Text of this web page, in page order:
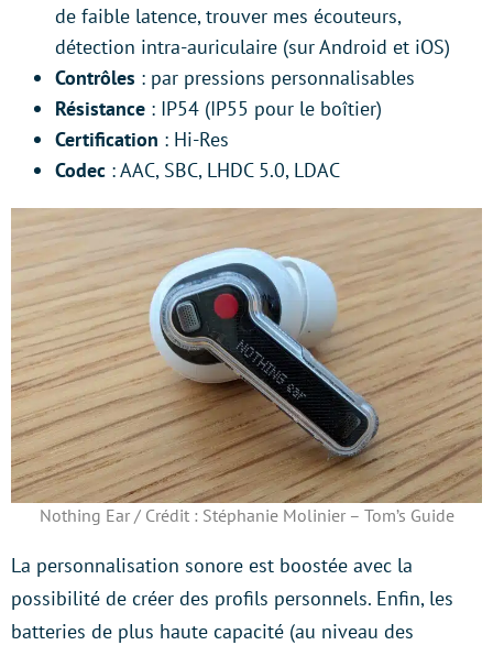
de faible latence, trouver mes écouteurs,
détection intra-auriculaire (sur Android et iOS)
Contrôles : par pressions personnalisables
Résistance : IP54 (IP55 pour le boîtier)
Certification : Hi-Res
Codec : AAC, SBC, LHDC 5.0, LDAC
Nothing Ear / Crédit : Stéphanie Molinier – Tom’s Guide
La personnalisation sonore est boostée avec la
possibilité de créer des profils personnels. Enfin, les
batteries de plus haute capacité (au niveau des